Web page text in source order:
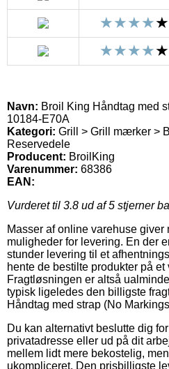
Navn: Broil King Håndtag med
10184-E70A
Kategori: Grill > Grill mærker >
Reservedele
Producent: BroilKing
Varenummer: 68386
EAN:
Vurderet til 3.8 ud af 5 stjerner
Masser af online varehuse
muligheder for levering. En der
stunder levering til et
hente de bestilte produkter på et
Fragtløsningen er altså
typisk ligeledes den billigste
Håndtag med strap (No
Du kan alternativt beslutte dig
privatadresse eller ud på dit
mellem lidt mere bekostelig,
ukompliceret. Den prisbilligste